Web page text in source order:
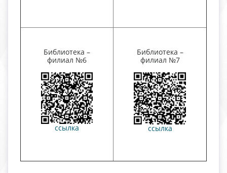
Библиотека –
филиал №6
ссылка
Библиотека –
филиал №7
ссылка